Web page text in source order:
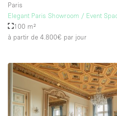
Rez-de-chaussée sur rue
À l'étage
Autre
Paris
Elegant Paris Showroom / Event
100 m²
à partir de 4.800€ par jour